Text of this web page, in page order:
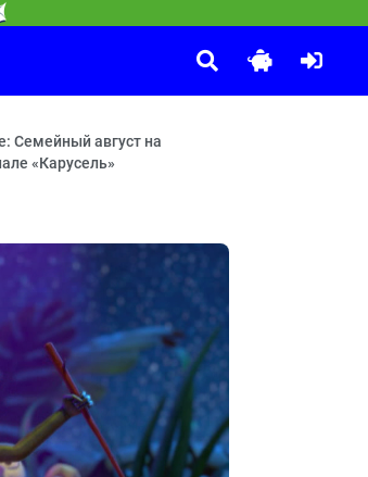
слово — 3D-принтер — Прятки — День по-
только укладывают детей спать. Они с
Семейный август на
«Карусель»